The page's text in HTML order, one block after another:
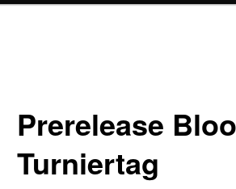
Prerelease
Turniertag